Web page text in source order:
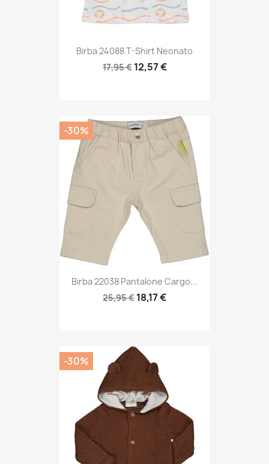
Birba 24088 T-Shirt Neonato
17,95 € 12,57 €
Birba 22038 Pantalone Cargo...
25,95 € 18,17 €
-30%
-30%